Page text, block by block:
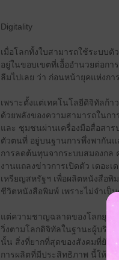
Digitality
เมื่อโลกทั้งใบสามารถใช้ระบบ
อยู่ในขอบเขตที่เอื้ออำนวยต่อก
ลืมไปเลย ว่า ก่อนหน้ายุคแห่งกา
เพราะตั้งแต่เทคโนโลยีดิจิทัลก้
ด้วยพลังของความสามารถในก
และ ชุมชนผ่านเครื่องมือสื่อสาร
ตัวตนที่ อยู่บนฐานการพึ่งพากัน
การลดต้นทุนจากระบบสมองกล
งานแถลงข่าวการเปิดตัว เดอะ
เหรียญสหรัฐฯ เพื่อผลิตหนังสือพิ
ชีวิตหนังสือพิมพ์ เพราะไม่จำเป็
แต่ความชาญฉลาดของโลกยุคดิ
วิ่งตามโลกดิจิทัลในฐานะผู้บริโ
นั้น สิ่งที่ยากที่สุดของสังคมที่ยังมี
การผลิตที่มีประสิทธิภาพ นี้ให้ราบ